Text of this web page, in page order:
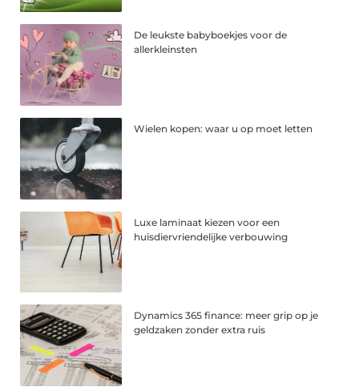
De leukste babyboekjes voor de
allerkleinsten
Wielen kopen: waar u op moet letten
Luxe laminaat kiezen voor een
huisdiervriendelijke verbouwing
Dynamics 365 finance: meer grip op je
geldzaken zonder extra ruis